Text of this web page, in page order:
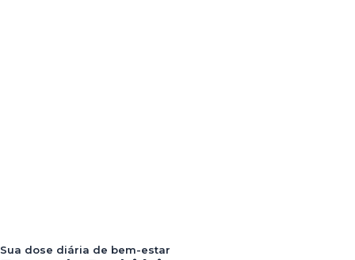
Sua dose diária de bem-estar